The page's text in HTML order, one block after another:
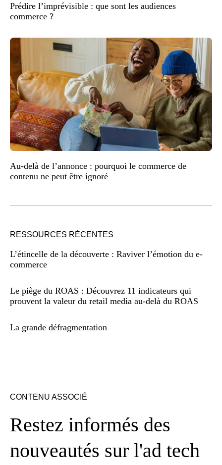
Prédire l’imprévisible : que sont les audiences
commerce ?
Au-delà de l’annonce : pourquoi le commerce de
contenu ne peut être ignoré
RESSOURCES RÉCENTES
L’étincelle de la découverte : Raviver l’émotion du e-
commerce
Le piège du ROAS : Découvrez 11 indicateurs qui
prouvent la valeur du retail media au-delà du ROAS
La grande défragmentation
CONTENU ASSOCIÉ
Restez informés des
nouveautés sur l'ad tech